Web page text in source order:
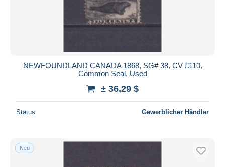
NEWFOUNDLAND CANADA 1868, SG# 38, CV £110,
Common Seal, Used
± 36,29 $
Status Gewerblicher Händler
Neu